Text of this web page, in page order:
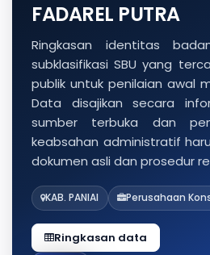
FADAREL PUTRA
Ringkasan identitas
subklasifikasi SBU yang
publik untuk penilaian awal
Data disajikan secara
sumber terbuka dan
keabsahan administratif
dokumen asli dan prosedur
KAB. PANIAI Perusahaan
Ringkasan data